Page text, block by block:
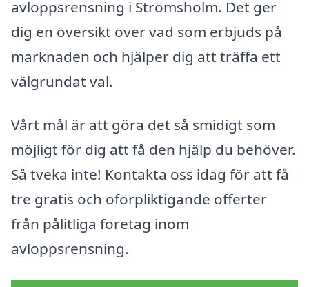
avloppsrensning i Strömsholm. Det ger
dig en översikt över vad som erbjuds på
marknaden och hjälper dig att träffa ett
välgrundat val.
Vårt mål är att göra det så smidigt som
möjligt för dig att få den hjälp du behöver.
Så tveka inte! Kontakta oss idag för att få
tre gratis och oförpliktigande offerter
från pålitliga företag inom
avloppsrensning.